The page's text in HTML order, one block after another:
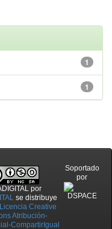
1
1
por
se distribuye
Licencia Creative
Atribución-
CompartirIgual
Soportado
por